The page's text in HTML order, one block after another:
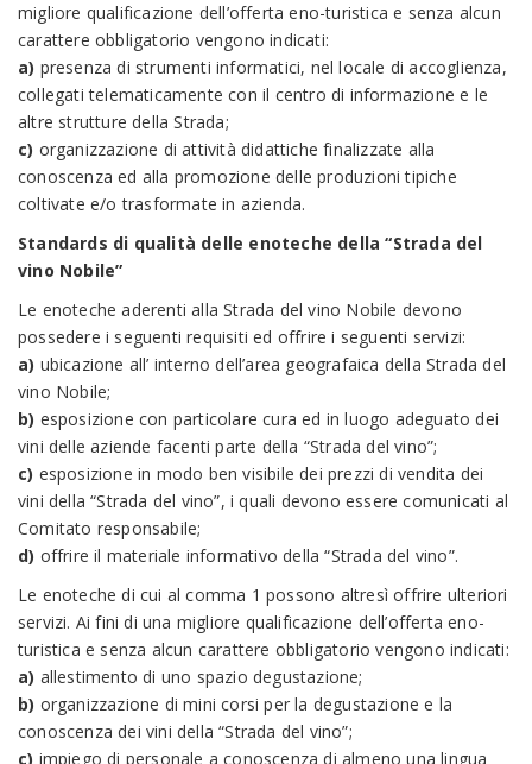
migliore qualificazione dell’offerta eno-turistica e senza alcun
carattere obbligatorio vengono indicati:
a) presenza di strumenti informatici, nel locale di accoglienza,
collegati telematicamente con il centro di informazione e le
altre strutture della Strada;
c) organizzazione di attività didattiche finalizzate alla
conoscenza ed alla promozione delle produzioni tipiche
coltivate e/o trasformate in azienda.
Standards di qualità delle enoteche della “Strada del
vino Nobile”
Le enoteche aderenti alla Strada del vino Nobile devono
possedere i seguenti requisiti ed offrire i seguenti servizi:
a) ubicazione all’ interno dell’area geografaica della Strada del
vino Nobile;
b) esposizione con particolare cura ed in luogo adeguato dei
vini delle aziende facenti parte della “Strada del vino”;
c) esposizione in modo ben visibile dei prezzi di vendita dei
vini della “Strada del vino”, i quali devono essere comunicati al
Comitato responsabile;
d) offrire il materiale informativo della “Strada del vino”.
Le enoteche di cui al comma 1 possono altresì offrire ulteriori
servizi. Ai fini di una migliore qualificazione dell’offerta eno-
turistica e senza alcun carattere obbligatorio vengono indicati:
a) allestimento di uno spazio degustazione;
b) organizzazione di mini corsi per la degustazione e la
conoscenza dei vini della “Strada del vino”;
c) impiego di personale a conoscenza di almeno una lingua